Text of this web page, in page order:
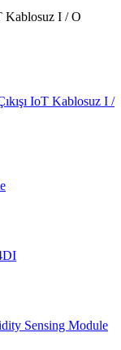
Kablosuz I / O
IoT Kablosuz I /
Sensing Module